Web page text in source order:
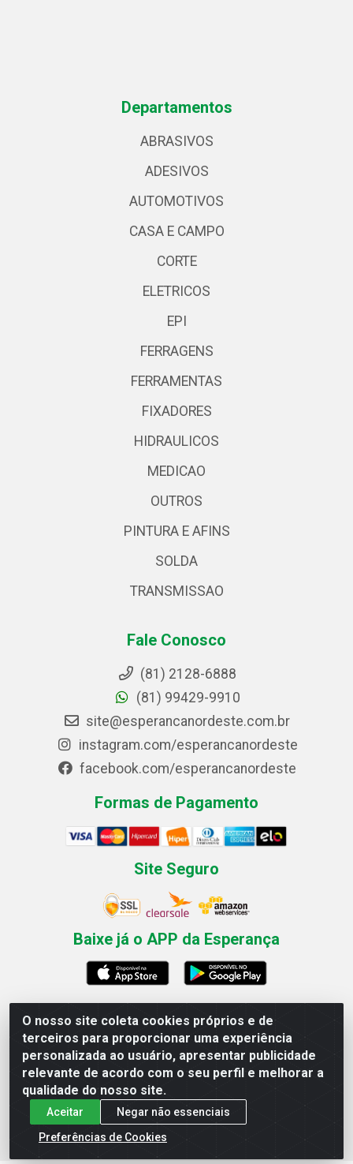
O nosso site coleta cookies próprios e de
terceiros para proporcionar uma experiência
personalizada ao usuário, apresentar publicidade
relevante de acordo com o seu perfil e melhorar a
qualidade do nosso site.
Aceitar
Negar não essenciais
Preferências de Cookies
Departamentos
ABRASIVOS
ADESIVOS
AUTOMOTIVOS
CASA E CAMPO
CORTE
ELETRICOS
EPI
FERRAGENS
FERRAMENTAS
FIXADORES
HIDRAULICOS
MEDICAO
OUTROS
PINTURA E AFINS
SOLDA
TRANSMISSAO
Fale Conosco
(81) 2128-6888
(81) 99429-9910
site@esperancanordeste.com.br
instagram.com/esperancanordeste
facebook.com/esperancanordeste
Formas de Pagamento
Site Seguro
Baixe já o APP da Esperança
Esperança Nordeste - Rua Professor Caldas Filho, 291 -
Estância - Recife / PE CEP: 50771-335 - CNPJ
03.666.136/0001-23